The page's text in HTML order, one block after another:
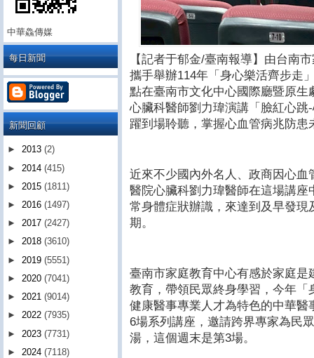
【記者于郁金/臺南報導】由台南
攜手舉辦114年「身心樂活齊步走
點在臺南市文化中心國際廳暨原
心臟科醫師劉力瑋演講「臉紅心
躍到場聆聽，掌握心血管病兆防患
近來不少國內外名人、政商因心
醫院心臟科劉力瑋醫師在這場講
常身體症狀辦識，來達到及早發
期。
臺南市家庭教育中心有感於家庭
教育，帶領民眾終身學習，今年
健康醫事專業人才為特色的中華
6場系列講座，邀請跨界專家為民
湯，這個週末是第3場。
中華鱻傳媒
每日新聞
新聞回顧
► 2013 (2)
► 2014 (415)
► 2015 (1811)
► 2016 (1497)
► 2017 (2427)
► 2018 (3610)
► 2019 (5551)
► 2020 (7041)
► 2021 (9014)
► 2022 (7935)
► 2023 (7731)
► 2024 (7118)